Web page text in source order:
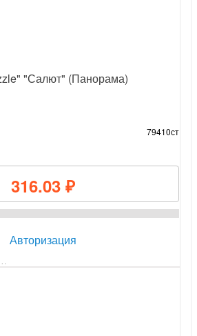
"Салют" (Панорама)
79410ст
316.03 ₽
Авторизация